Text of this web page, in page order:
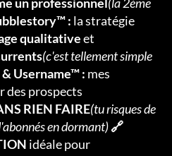
: la stratégie
qualitativeet
(c'est tellement simple
Username™ : mes
des prospects
RIEN FAIRE(tu risques de
en dormant)🔗
idéale pour